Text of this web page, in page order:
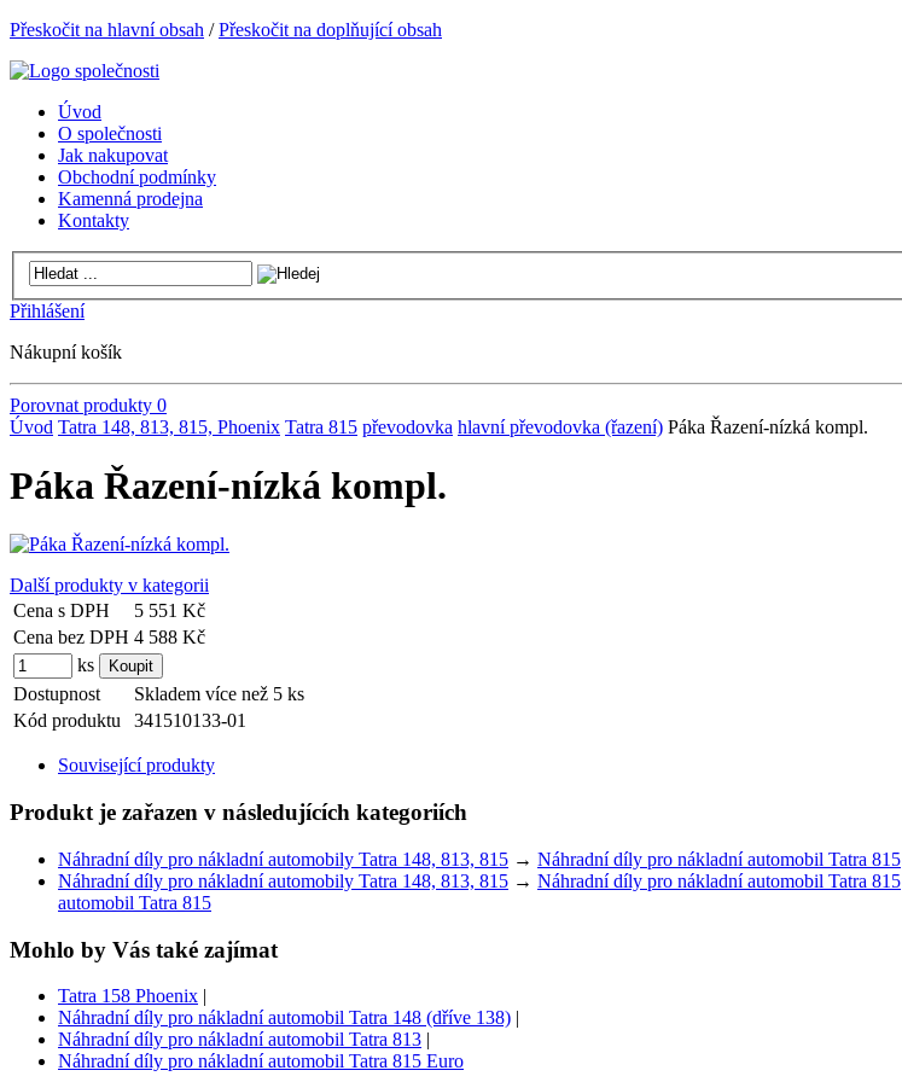
Přeskočit na hlavní obsah /Přeskočit na doplňující obsah
Úvod
O společnosti
Jak nakupovat
Obchodní podmínky
Kamenná prodejna
Kontakty
Přihlášení
Nákupní košík
Porovnat produkty 0
Úvod Tatra 148, 813, 815, Phoenix Tatra 815 převodovka hlavní převodovka (řazení) Páka Řazení-nízká kompl.
Páka Řazení-nízká kompl.
Další produkty v kategorii
Cena s DPH
5 551 Kč
Cena bez DPH 4 588 Kč
ks
Dostupnost
Skladem více než 5 ks
Kód produktu
341510133-01
Související produkty
Produkt je zařazen v následujících kategoriích
Náhradní díly pro nákladní automobily Tatra 148, 813, 815 → Náhradní díly pro nákladní automobil Tatra 815
Náhradní díly pro nákladní automobily Tatra 148, 813, 815 → Náhradní díly pro nákladní automobil Tatra 815
automobil Tatra 815
Mohlo by Vás také zajímat
Tatra 158 Phoenix |
Náhradní díly pro nákladní automobil Tatra 148 (dříve 138) |
Náhradní díly pro nákladní automobil Tatra 813 |
Náhradní díly pro nákladní automobil Tatra 815 Euro